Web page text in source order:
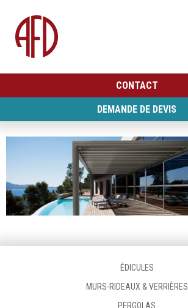
CONTACT
DEMANDE DE DEVIS
ÉDICULES
MURS-RIDEAUX & VERRIÈRES
PERGOLAS